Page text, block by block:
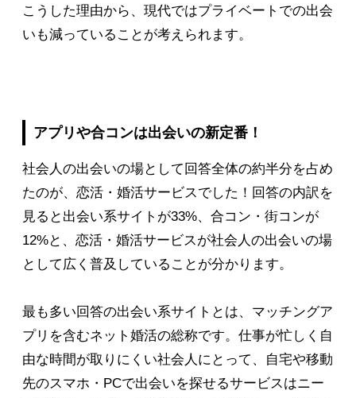
こうした理由から、現代ではプライベートでの出会
いも減っていることが考えられます。
アプリや合コンは出会いの新定番！
社会人の出会いの場として回答全体の約半分を占め
たのが、恋活・婚活サービスでした！回答の内訳を
見ると出会い系サイトが33%、合コン・街コンが
12%と、恋活・婚活サービスが社会人の出会いの場
として広く普及していることが分かります。
最も多い回答の出会い系サイトとは、マッチングア
プリを含むネット婚活の総称です。仕事が忙しく自
由な時間が取りにくい社会人にとって、自宅や移動
先のスマホ・PCで出会いを探せるサービスはニー